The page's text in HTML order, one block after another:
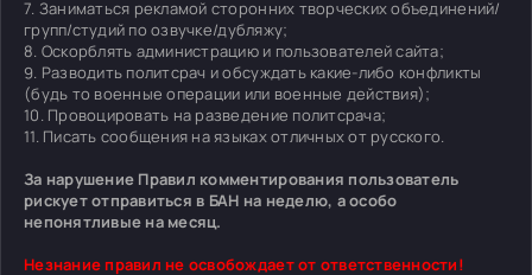
7. Заниматься рекламой сторонних творческих объединений/
групп/студий по озвучке/дубляжу;
8. Оскорблять администрацию и пользователей сайта;
9. Разводить политсрач и обсуждать какие-либо конфликты
(будь то военные операции или военные действия);
10. Провоцировать на разведение политсрача;
11. Писать сообщения на языках отличных от русского.
За нарушение Правил комментирования пользователь
рискует отправиться в БАН на неделю, а особо
непонятливые на месяц.
Незнание правил не освобождает от ответственности!